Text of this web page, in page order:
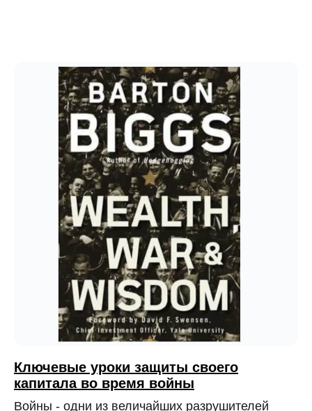
Ключевые уроки защиты своего
капитала во время войны
Войны - одни из величайших разрушителей